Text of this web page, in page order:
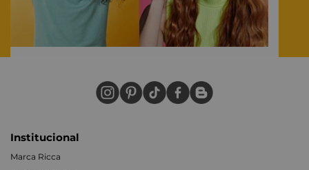
Institucional
Marca Ricca